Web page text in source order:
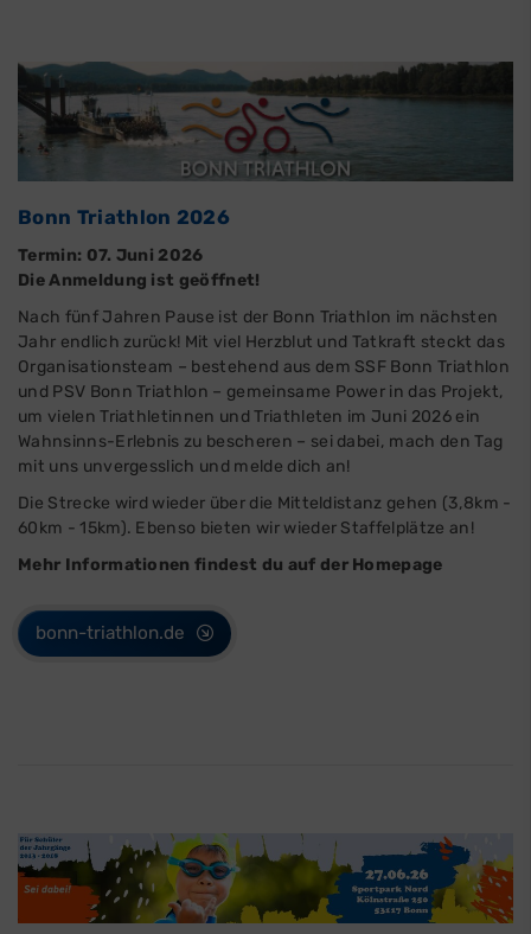
Bonn Triathlon 2026
Termin: 07. Juni 2026
Die Anmeldung ist geöffnet!
Nach fünf Jahren Pause ist der Bonn Triathlon im nächsten
Jahr endlich zurück! Mit viel Herzblut und Tatkraft steckt das
Organisationsteam – bestehend aus dem SSF Bonn Triathlon
und PSV Bonn Triathlon – gemeinsame Power in das Projekt,
um vielen Triathletinnen und Triathleten im Juni 2026 ein
Wahnsinns-Erlebnis zu bescheren – sei dabei, mach den Tag
mit uns unvergesslich und melde dich an!
Die Strecke wird wieder über die Mitteldistanz gehen (3,8km -
60km - 15km). Ebenso bieten wir wieder Staffelplätze an!
Mehr Informationen findest du auf der Homepage
bonn-triathlon.de